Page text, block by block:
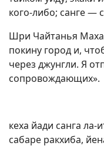
кого-либо; санге —
Шри Чайтанья
покину город и,
через джунгли. Я
сопровождающих».
кеха йади санга ла-
сабаре ракхиба,